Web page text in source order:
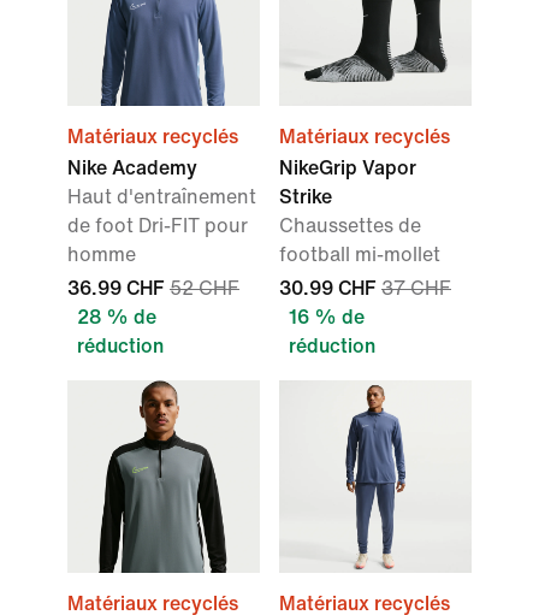
Matériaux recyclés
Nike Academy
Haut d'entraînement
de foot Dri-FIT pour
homme
36.99 CHF 52 CHF
28 % de
réduction
Matériaux recyclés
NikeGrip Vapor
Strike
Chaussettes de
football mi-mollet
30.99 CHF 37 CHF
16 % de
réduction
Matériaux recyclés
Matériaux recyclés